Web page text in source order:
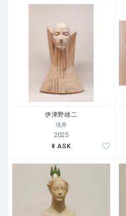
同時開催：幻想の建築 10
桑原 弘明 / 内林 武史 / 清田 範
鈴木 亘彦 / 小林 健二 / 菅野 猛
松川 栞 / 川﨑 広平 / 髙橋 舞子 /
HIROAKI KUWABARA /
IO KIYOTA
SHIORI MATSUKAWA /
KAHASHI / ASAO KAWAHARA
GALLERY TSUBAKI
〒104-0031 東京都中央区京橋3-
3-3-10,Kyobashi,Chuoh-
TEL 81-(0)3-3281-7808
伊津野雄二
境界
2025
¥ ASK